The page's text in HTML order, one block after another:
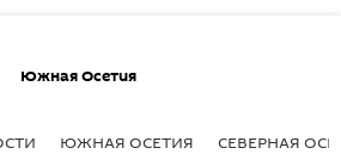
Южная Осетия
ЮЖНАЯ ОСЕТИЯ СЕВЕРНАЯ